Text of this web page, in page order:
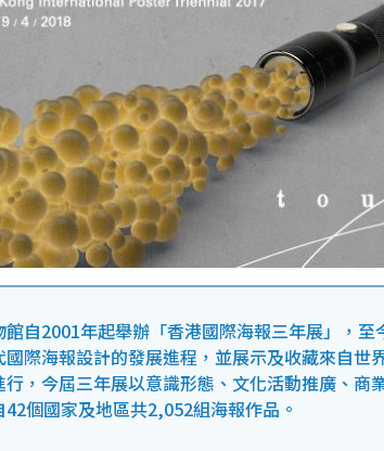
自2001年起舉辦「香港國際海報三年展」，
國際海報設計的發展進程，並展示及收藏來自
行，今屆三年展以意識形態、文化活動推廣、
個國家及地區共2,052組海報作品。